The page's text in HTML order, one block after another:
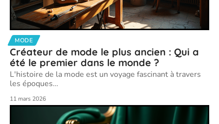
MODE
Créateur de mode le plus ancien : Qui a
été le premier dans le monde ?
L'histoire de la mode est un voyage fascinant à travers
les époques…
11 mars 2026